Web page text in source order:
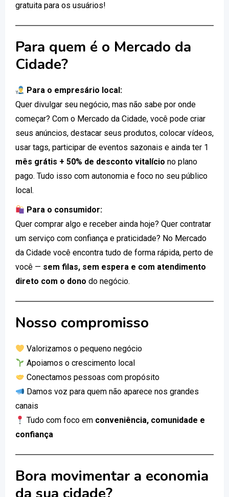
gratuita para os usuários!
Para quem é o Mercado da
Cidade?
Para o empresário local:
Quer divulgar seu negócio, mas não sabe por onde
começar? Com o Mercado da Cidade, você pode criar
seus anúncios, destacar seus produtos, colocar vídeos,
usar tags, participar de eventos sazonais e ainda ter 1
mês grátis + 50% de desconto vitalício no plano
pago. Tudo isso com autonomia e foco no seu público
local.
Para o consumidor:
Quer comprar algo e receber ainda hoje? Quer contratar
um serviço com confiança e praticidade? No Mercado
da Cidade você encontra tudo de forma rápida, perto de
você — sem filas, sem espera e com atendimento
direto com o dono do negócio.
Nosso compromisso
Valorizamos o pequeno negócio
Apoiamos o crescimento local
Conectamos pessoas com propósito
Damos voz para quem não aparece nos grandes
canais
Tudo com foco em conveniência, comunidade e
confiança
Bora movimentar a economia